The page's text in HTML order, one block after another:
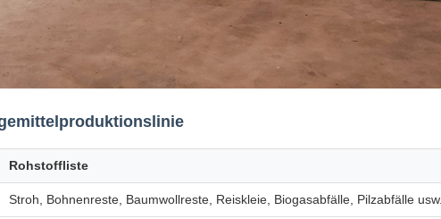
Rohstoffliste
Stroh, Bohnenreste, Baumwollreste, Reiskleie, Biogasabfälle, Pilzabfälle usw.